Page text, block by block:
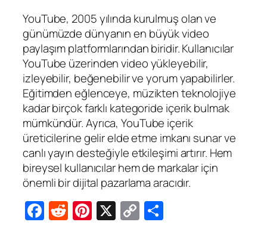
YouTube, 2005 yılında kurulmuş olan ve
günümüzde dünyanın en büyük video
paylaşım platformlarından biridir. Kullanıcılar
YouTube üzerinden video yükleyebilir,
izleyebilir, beğenebilir ve yorum yapabilirler.
Eğitimden eğlenceye, müzikten teknolojiye
kadar birçok farklı kategoride içerik bulmak
mümkündür. Ayrıca, YouTube içerik
üreticilerine gelir elde etme imkanı sunar ve
canlı yayın desteğiyle etkileşimi artırır. Hem
bireysel kullanıcılar hem de markalar için
önemli bir dijital pazarlama aracıdır.
Facebook
Reddit
Pinterest
X Copy